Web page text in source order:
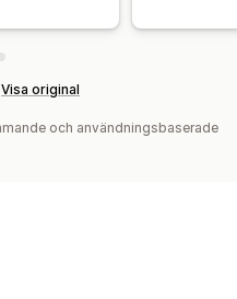
Visa original
och användningsbaserade